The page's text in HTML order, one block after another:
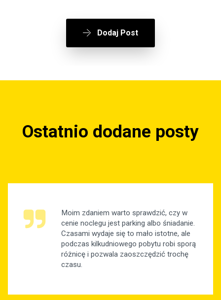
Dodaj Post
Ostatnio dodane posty
Moim zdaniem warto sprawdzić, czy w
cenie noclegu jest parking albo śniadanie.
Czasami wydaje się to mało istotne, ale
podczas kilkudniowego pobytu robi sporą
różnicę i pozwala zaoszczędzić trochę
czasu.